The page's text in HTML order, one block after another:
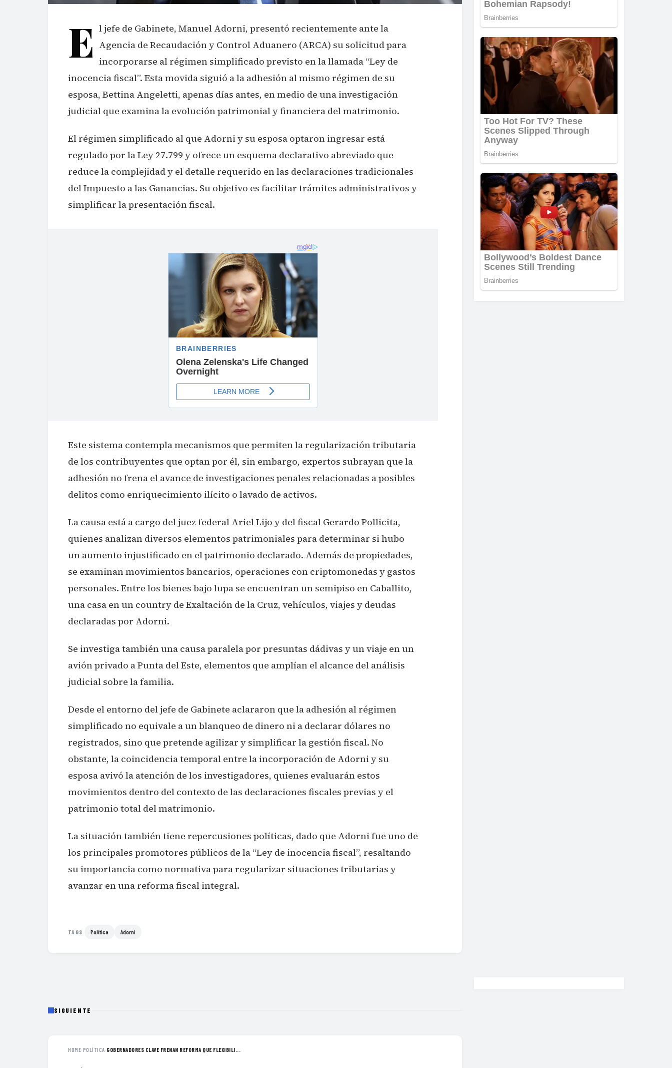
E l jefe de Gabinete, Manuel Adorni, presentó recientemente ante la
Agencia de Recaudación y Control Aduanero (ARCA) su solicitud para
incorporarse al régimen simplificado previsto en la llamada “Ley de
inocencia fiscal”. Esta movida siguió a la adhesión al mismo régimen de su
esposa, Bettina Angeletti, apenas días antes, en medio de una investigación
judicial que examina la evolución patrimonial y financiera del matrimonio.
El régimen simplificado al que Adorni y su esposa optaron ingresar está
regulado por la Ley 27.799 y ofrece un esquema declarativo abreviado que
reduce la complejidad y el detalle requerido en las declaraciones tradicionales
del Impuesto a las Ganancias. Su objetivo es facilitar trámites administrativos y
simplificar la presentación fiscal.
Este sistema contempla mecanismos que permiten la regularización tributaria
de los contribuyentes que optan por él, sin embargo, expertos subrayan que la
adhesión no frena el avance de investigaciones penales relacionadas a posibles
delitos como enriquecimiento ilícito o lavado de activos.
La causa está a cargo del juez federal Ariel Lijo y del fiscal Gerardo Pollicita,
quienes analizan diversos elementos patrimoniales para determinar si hubo
un aumento injustificado en el patrimonio declarado. Además de propiedades,
se examinan movimientos bancarios, operaciones con criptomonedas y gastos
personales. Entre los bienes bajo lupa se encuentran un semipiso en Caballito,
una casa en un country de Exaltación de la Cruz, vehículos, viajes y deudas
declaradas por Adorni.
Se investiga también una causa paralela por presuntas dádivas y un viaje en un
avión privado a Punta del Este, elementos que amplían el alcance del análisis
judicial sobre la familia.
Desde el entorno del jefe de Gabinete aclararon que la adhesión al régimen
simplificado no equivale a un blanqueo de dinero ni a declarar dólares no
registrados, sino que pretende agilizar y simplificar la gestión fiscal. No
obstante, la coincidencia temporal entre la incorporación de Adorni y su
esposa avivó la atención de los investigadores, quienes evaluarán estos
movimientos dentro del contexto de las declaraciones fiscales previas y el
patrimonio total del matrimonio.
La situación también tiene repercusiones políticas, dado que Adorni fue uno de
los principales promotores públicos de la “Ley de inocencia fiscal”, resaltando
su importancia como normativa para regularizar situaciones tributarias y
avanzar en una reforma fiscal integral.
TAGS Política Adorni
SIGUIENTE
HOME›POLÍTICA›GOBERNADORES CLAVE FRENAN REFORMA QUE FLEXIBILI...